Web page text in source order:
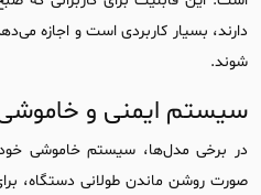
دارند، بسیار کاربردی است و اجازه
شوند.
سیستم ایمنی و خاموشی
در برخی مدل‌ها، سیستم خاموشی
صورت روشن ماندن طولانی دستگاه،